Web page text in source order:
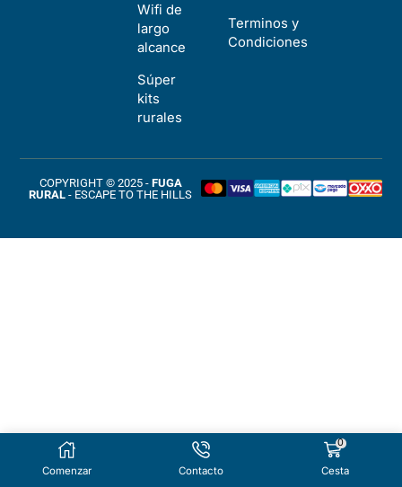
Comenzar Contacto
0
Cesta
Wifi de
largo
alcance
Súper
kits
rurales
Terminos y
Condiciones
COPYRIGHT © 2025 - FUGA
RURAL - ESCAPE TO THE HILLS